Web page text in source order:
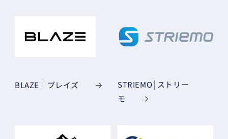
BLAZE｜ブレイズ
STRIEMO│ストリー
モ